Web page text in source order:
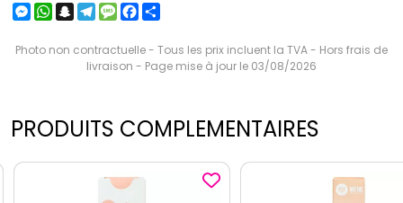
Messenger
WhatsApp
Snapchat
Telegram
MessageFacebook
Photo non contractuelle - Tous les prix incluent la TVA - Hors frais de
livraison - Page mise à jour le 03/08/2026
PRODUITS COMPLEMENTAIRES